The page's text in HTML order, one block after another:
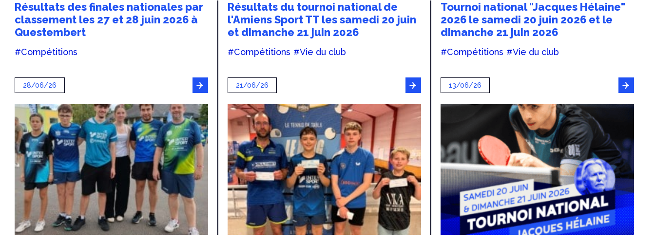
Résultats des finales nationales par
classement les 27 et 28 juin 2026 à
Questembert
#Compétitions
28/06/26
Résultats du tournoi national de
l'Amiens Sport TT les samedi 20 juin
et dimanche 21 juin 2026
#Compétitions #Vie du club
21/06/26
Tournoi national "Jacques Hélaine"
2026 le samedi 20 juin 2026 et le
dimanche 21 juin 2026
#Compétitions #Vie du club
13/06/26